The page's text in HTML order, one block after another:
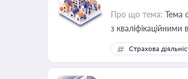
Про що тема: Тема
з
медійних змін у
приватизації,
Страхова